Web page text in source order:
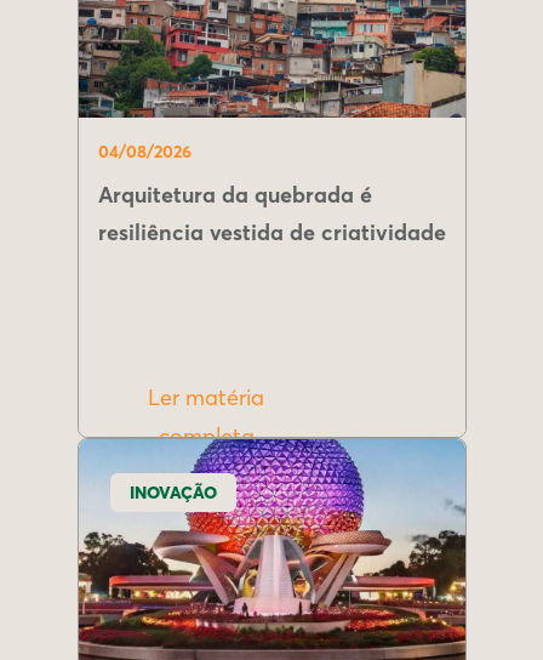
04/08/2026
Arquitetura da quebrada é
resiliência vestida de criatividade
Ler matéria
completa
INOVAÇÃO